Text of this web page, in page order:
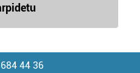
44 36